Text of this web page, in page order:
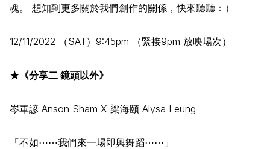
魂。 想知到更多關於我們創作的關係，快來聽聽：）
12/11/2022 （SAT） 9:45pm （緊接9pm 放映場次）
★《分享二 鏡頭以外》
岑軍諺 Anson Sham X 梁海頤 Alysa Leung
「不如⋯⋯我們來一場即興舞蹈⋯⋯」